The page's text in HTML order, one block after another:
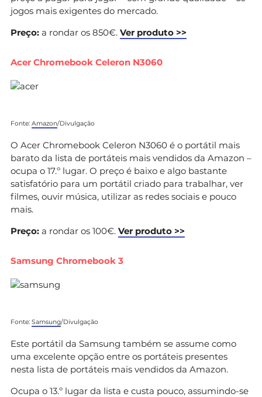
jogos mais exigentes do mercado.
Preço: a rondar os 850€. Ver produto >>
Acer Chromebook Celeron N3060
Fonte: Amazon/Divulgação
O Acer Chromebook Celeron N3060 é o portátil mais
barato da lista de portáteis mais vendidos da Amazon –
ocupa o 17.º lugar. O preço é baixo e algo bastante
satisfatório para um portátil criado para trabalhar, ver
filmes, ouvir música, utilizar as redes sociais e pouco
mais.
Preço: a rondar os 100€. Ver produto >>
Samsung Chromebook 3
Fonte: Samsung/Divulgação
Este portátil da Samsung também se assume como
uma excelente opção entre os portáteis presentes
nesta lista de portáteis mais vendidos da Amazon.
Ocupa o 13.º lugar da lista e custa pouco, assumindo-se